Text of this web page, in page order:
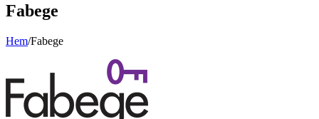
Fabege
Hem/Fabege